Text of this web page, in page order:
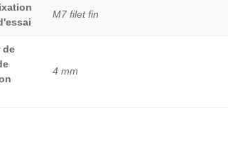
M7 filet fin
de
4 mm